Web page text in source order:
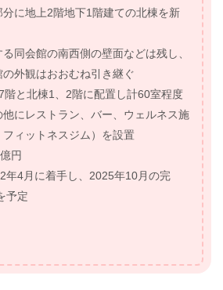
分に地上2階地下1階建ての北棟を新
同会館の南西側の壁面などは残し、
外観はおおむね引き継ぐ
階と北棟1、2階に配置し計60室程度
他にレストラン、バー、ウェルネス施
ィットネスジム）を設置
円
年4月に着手し、2025年10月の完
予定